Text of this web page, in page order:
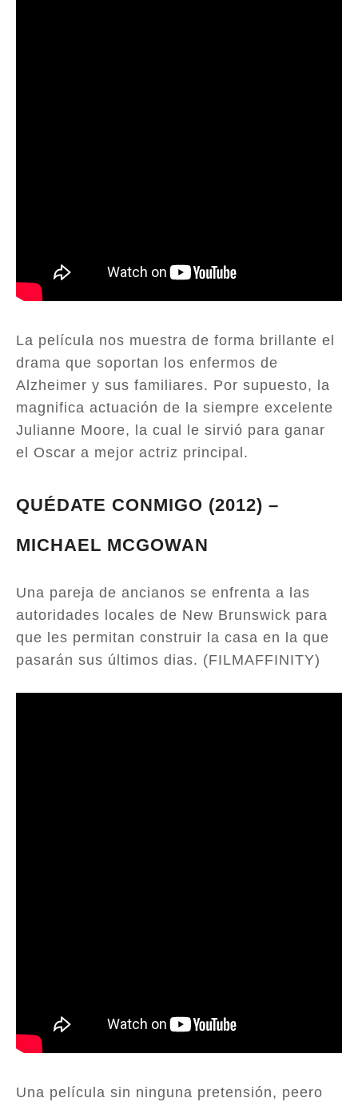
La película nos muestra de forma brillante el
drama que soportan los enfermos de
Alzheimer y sus familiares. Por supuesto, la
magnifica actuación de la siempre excelente
Julianne Moore, la cual le sirvió para ganar
el Oscar a mejor actriz principal.
QUÉDATE CONMIGO (2012) –
MICHAEL MCGOWAN
Una pareja de ancianos se enfrenta a las
autoridades locales de New Brunswick para
que les permitan construir la casa en la que
pasarán sus últimos dias. (FILMAFFINITY)
Una película sin ninguna pretensión, peero